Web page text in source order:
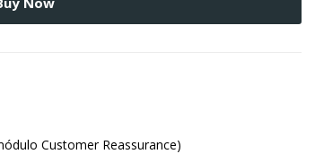
Customer Reassurance)